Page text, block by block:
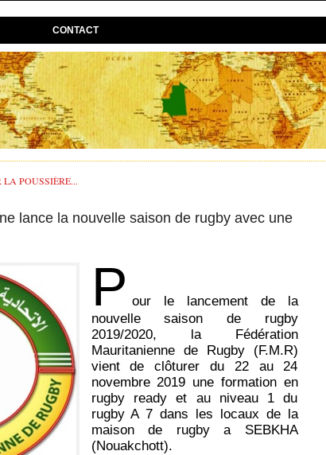
CONTACT
POUSSIÈRE...
lance la nouvelle saison de rugby avec une
P our le lancement de la
nouvelle saison de rugby
2019/2020, la Fédération
Mauritanienne de Rugby (F.M.R)
vient de clôturer du 22 au 24
novembre 2019 une formation en
rugby ready et au niveau 1 du
rugby A 7 dans les locaux de la
maison de rugby a SEBKHA
(Nouakchott).